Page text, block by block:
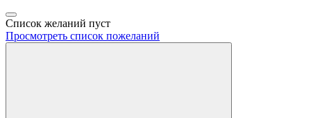
Список желаний пуст
Просмотреть список пожеланий